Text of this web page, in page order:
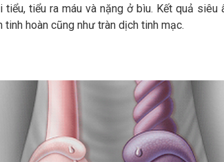
tiểu, tiểu ra máu và nặng ở bìu. Kết quả
hoàn cũng như tràn dịch tinh mạc.